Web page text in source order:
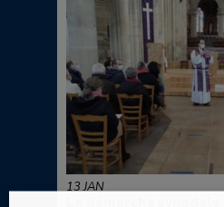
13 JAN